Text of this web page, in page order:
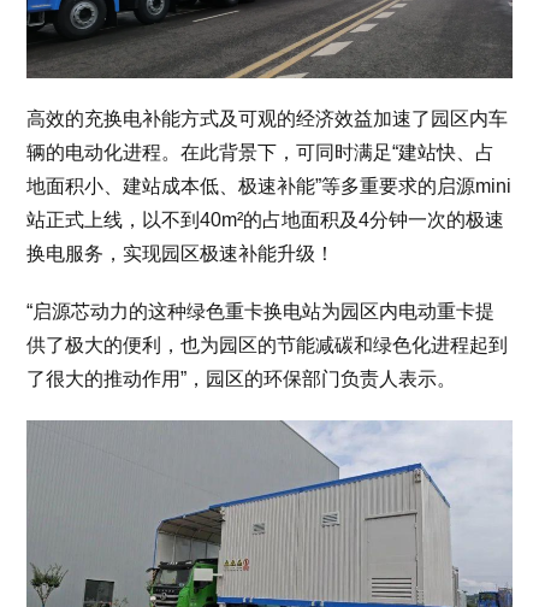
高效的充换电补能方式及可观的经济效益加速了园区内车
辆的电动化进程。在此背景下，可同时满足“建站快、占
地面积小、建站成本低、极速补能”等多重要求的启源mini
站正式上线，以不到40m²的占地面积及4分钟一次的极速
换电服务，实现园区极速补能升级！
“启源芯动力的这种绿色重卡换电站为园区内电动重卡提
供了极大的便利，也为园区的节能减碳和绿色化进程起到
了很大的推动作用”，园区的环保部门负责人表示。